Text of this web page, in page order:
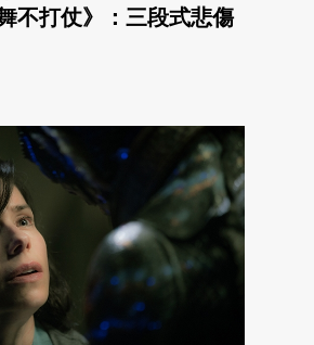
不打仗》：三段式悲傷